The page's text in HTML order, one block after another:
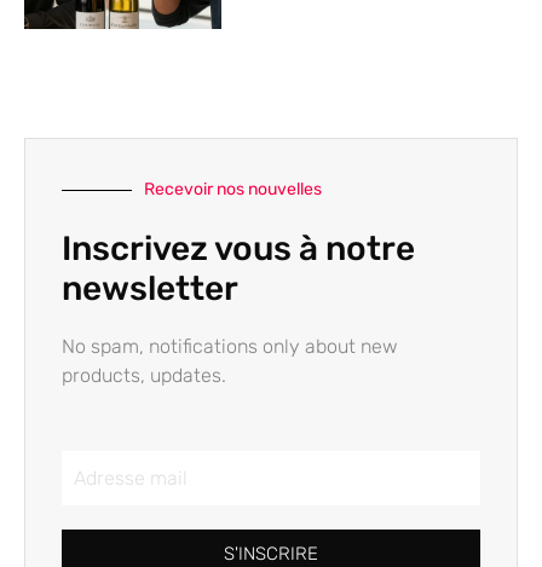
Recevoir nos nouvelles
Inscrivez vous à notre
newsletter
No spam, notifications only about new
products, updates.
S'INSCRIRE